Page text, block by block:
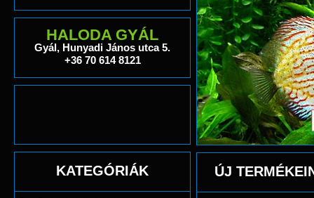
HALODA GYÁL
Gyál, Hunyadi János utca 5.
+36 70 614 8121
KATEGÓRIÁK ÚJ